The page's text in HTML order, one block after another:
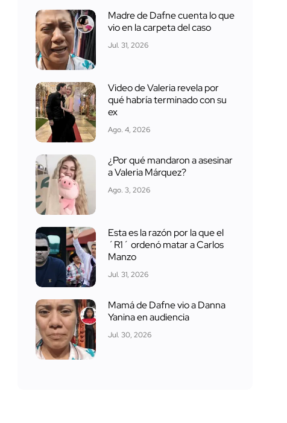
Madre de Dafne cuenta lo que
vio en la carpeta del caso
Jul. 31, 2026
Video de Valeria revela por
qué habría terminado con su
ex
Ago. 4, 2026
¿Por qué mandaron a asesinar
a Valeria Márquez?
Ago. 3, 2026
Esta es la razón por la que el
´R1´ ordenó matar a Carlos
Manzo
Jul. 31, 2026
Mamá de Dafne vio a Danna
Yanina en audiencia
Jul. 30, 2026